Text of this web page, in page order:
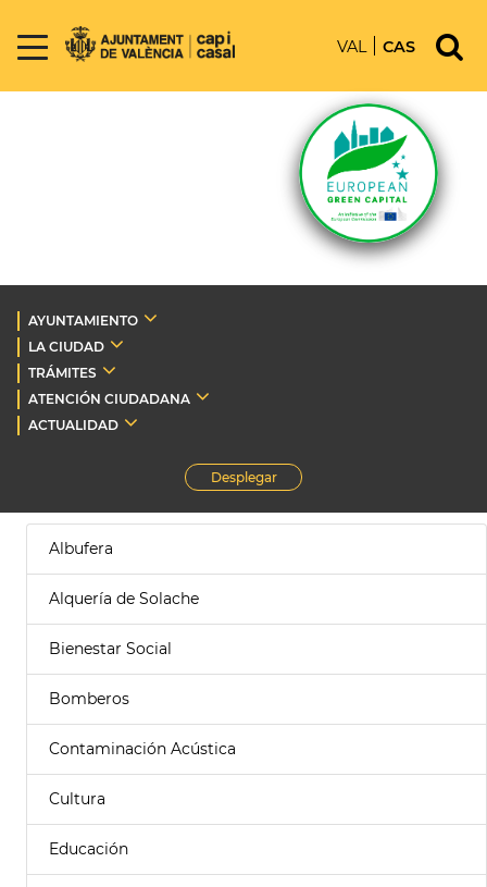
VAL CAS
AYUNTAMIENTO
LA CIUDAD
TRÁMITES
ATENCIÓN CIUDADANA
ACTUALIDAD
Desplegar
Albufera
Alquería de Solache
Bienestar Social
Bomberos
Contaminación Acústica
Cultura
Educación